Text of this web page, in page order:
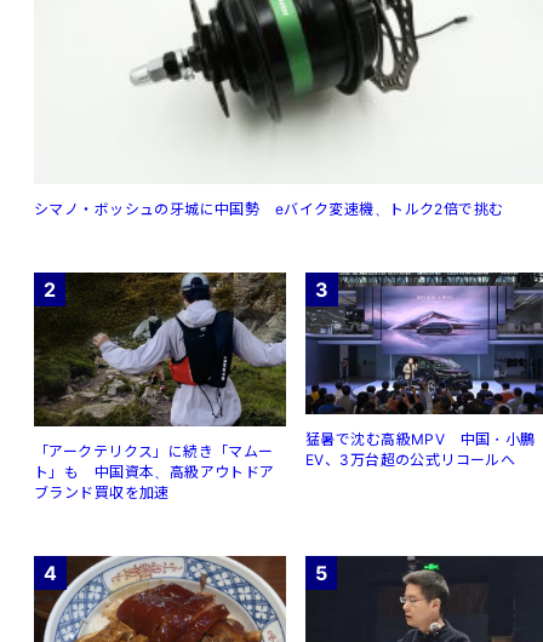
シマノ・ボッシュの牙城に中国勢 eバイク変速機、トルク2倍で挑む
2
「アークテリクス」に続き「マムー
ト」も 中国資本、高級アウトドア
ブランド買収を加速
3
猛暑で沈む高級MPV 中国・小鵬
EV、3万台超の公式リコールへ
4 5